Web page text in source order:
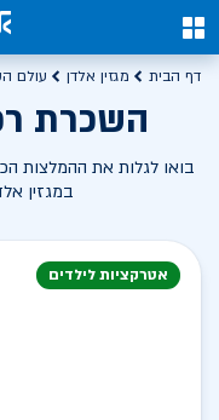
0
דף הבית מגזין אלדן עולם
השכרת
בואו לגלות את ההמלצות
במגזין
אטרקציות לילדים